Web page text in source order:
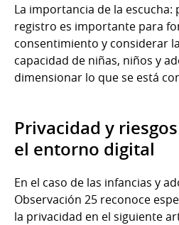
La importancia de la
registro es importante para
consentimiento y considerar
capacidad de niñas, niños y
dimensionar lo que se está
Privacidad y
el entorno digital
En el caso de las infancias y
Observación 25 reconoce
la privacidad en el siguiente